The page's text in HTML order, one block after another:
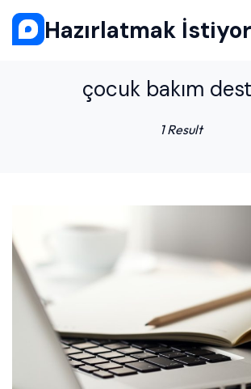
Skip
Hazırlatmak
çocuk bakım
1 Result